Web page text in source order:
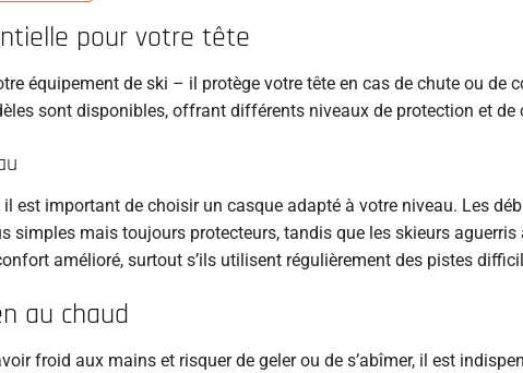
pour votre tête
équipement de ski – il protège votre tête en cas de chute ou de
sont disponibles, offrant différents niveaux de protection et de
est important de choisir un casque adapté à votre niveau. Les
simples mais toujours protecteurs, tandis que les skieurs
amélioré, surtout s’ils utilisent régulièrement des pistes
au chaud
froid aux mains et risquer de geler ou de s’abîmer, il est